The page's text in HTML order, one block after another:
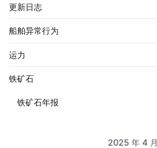
更新日志
船舶异常行为
运力
铁矿石
铁矿石年报
2025 年 4 月